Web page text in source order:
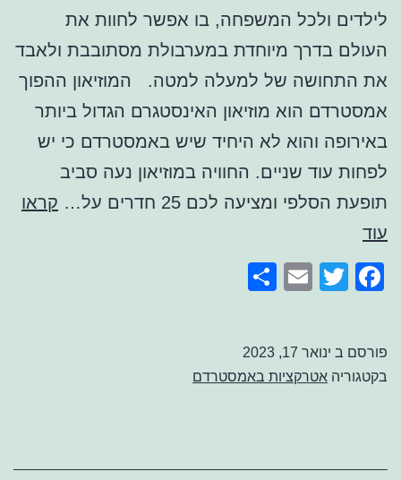
לילדים ולכל המשפחה, בו אפשר לחוות את
העולם בדרך מיוחדת במערבולת מסתובבת ולאבד
את התחושה של למעלה למטה. המוזיאון ההפוך
אמסטרדם הוא מוזיאון האינסטגרם הגדול ביותר
באירופה והוא לא היחיד שיש באמסטרדם כי יש
לפחות עוד שניים. החוויה במוזיאון נעה סביב
תופעת הסלפי ומציעה לכם 25 חדרים על…
קראו
עודהמוזיאון
ההפוך
אמסטרדם
Facebook
Twitter
Email
פורסם ב ינואר 17, 2023
בקטגוריה אטרקציות באמסטרדם